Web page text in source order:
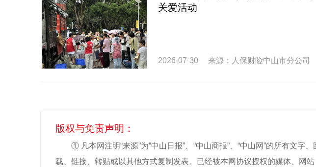
关爱活动
2026-07-30 来源：人保财险中山市分公司
版权与免责声明：
① 凡本网注明“来源”为“中山日报”、“中山商报”、“中山网”的所有文
载、链接、转贴或以其他方式复制发表。已经被本网协议授权的媒体、网